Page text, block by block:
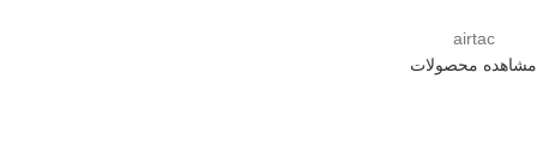
airtac
مشاهده محصولات